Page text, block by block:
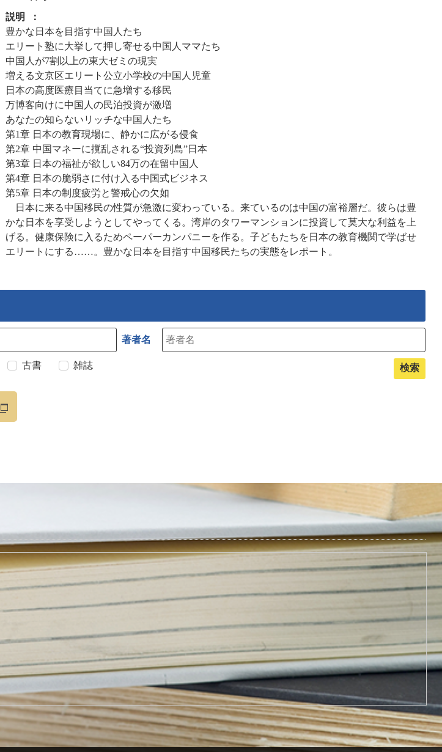
説明
豊かな日本を目指す中国人たち
エリート塾に大挙して押し寄せる中国人ママたち
中国人が7割以上の東大ゼミの現実
増える文京区エリート公立小学校の中国人児童
日本の高度医療目当てに急増する移民
万博客向けに中国人の民泊投資が激増
あなたの知らないリッチな中国人たち
第1章 日本の教育現場に、静かに広がる侵食
第2章 中国マネーに撹乱される“投資列島”日本
第3章 日本の福祉が欲しい84万の在留中国人
第4章 日本の脆弱さに付け入る中国式ビジネス
第5章 日本の制度疲労と警戒心の欠如
日本に来る中国移民の性質が急激に変わっている。来ているのは中国の富裕層だ。彼らは豊
かな日本を享受しようとしてやってくる。湾岸のタワーマンションに投資して莫大な利益を上
げる。健康保険に入るためペーパーカンパニーを作る。子どもたちを日本の教育機関で学ばせ
エリートにする……。豊かな日本を目指す中国移民たちの実態をレポート。
著者名
古書 雑誌